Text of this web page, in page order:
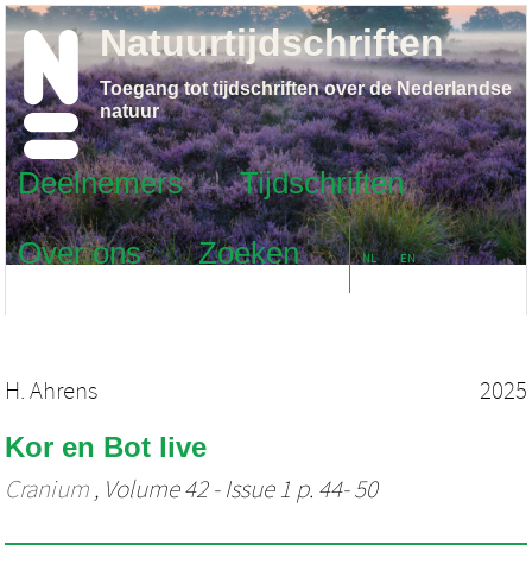
Deelnemers
Tijdschriften
Over ons
Zoeken NL EN
Natuurtijdschriften
Toegang tot tijdschriften over de Nederlandse
natuur
H. Ahrens 2025
Kor en Bot live
Cranium , Volume 42 - Issue 1 p. 44- 50